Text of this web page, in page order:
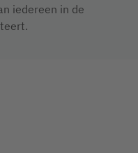
iedereen in de